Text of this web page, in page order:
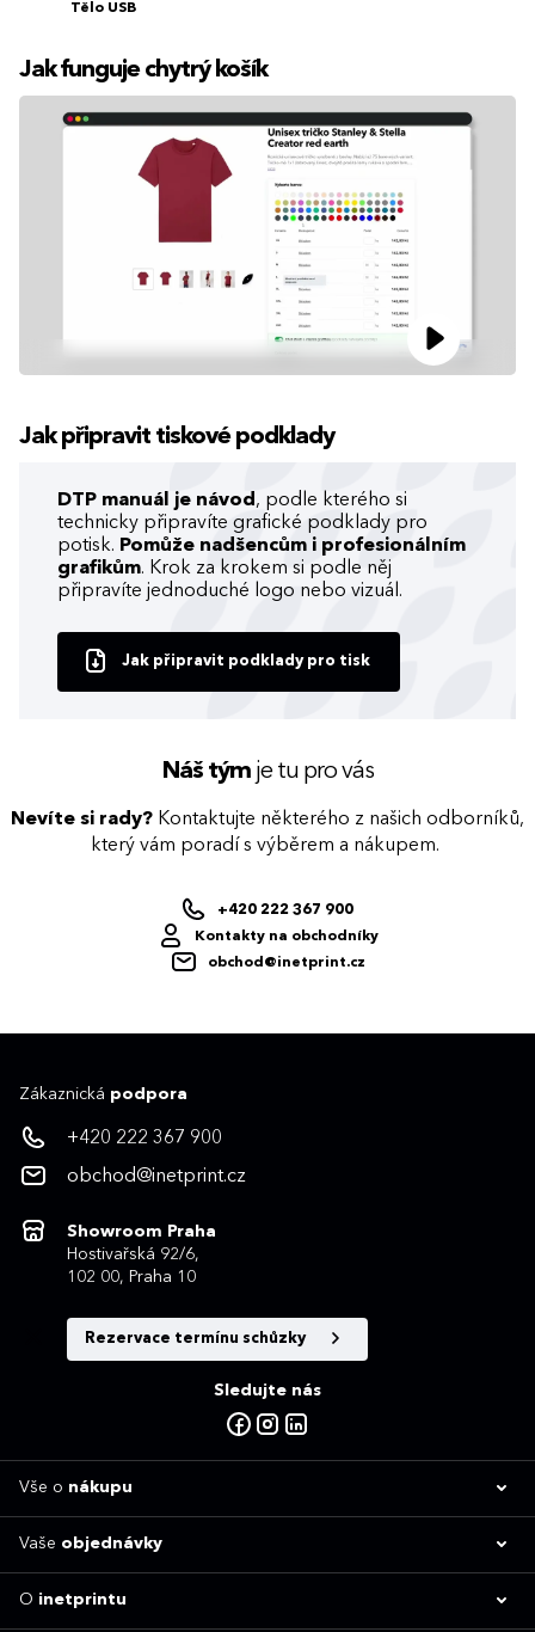
Tělo USB
Jak funguje chytrý košík
Jak připravit tiskové podklady
DTP manuál je návod , podle kterého si
technicky připravíte grafické podklady pro
potisk. Pomůže nadšencům i profesionálním
grafikům. Krok za krokem si podle něj
připravíte jednoduché logo nebo vizuál.
Jak připravit podklady pro tisk
Náš týmje tu pro vás
Nevíte si rady? Kontaktujte některého z našich odborníků,
který vám poradí s výběrem a nákupem.
+420 222 367 900
Kontakty na obchodníky
obchod@inetprint.cz
Zákaznická podpora
+420 222 367 900
obchod@inetprint.cz
Showroom Praha
Hostivařská 92/6,
102 00, Praha 10
Rezervace termínu schůzky
Sledujte nás
Vše o nákupu
Vaše objednávky
O inetprintu